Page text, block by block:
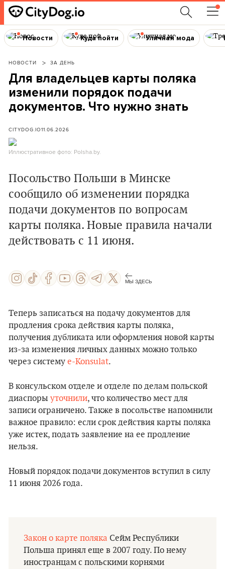
Новости Куда пойти Уличная мода
НОВОСТИ ЗА ДЕНЬ
Для владельцев карты поляка
изменили порядок подачи
документов. Что нужно знать
CITYDOG.IO11.06.2026
Иллюстративное фото: Polsha.by.
Посольство Польши в Минске
сообщило об изменении порядка
подачи документов по вопросам
карты поляка. Новые правила начали
действовать с 11 июня.
МЫ ЗДЕСЬ
Теперь записаться на подачу документов для
продления срока действия карты поляка,
получения дубликата или оформления новой карты
из-за изменения личных данных можно только
через систему e-Konsulat.
В консульском отделе и отделе по делам польской
диаспоры уточнили, что количество мест для
записи ограничено. Также в посольстве напомнили
важное правило: если срок действия карты поляка
уже истек, подать заявление на ее продление
нельзя.
Новый порядок подачи документов вступил в силу
11 июня 2026 года.
Закон о карте поляка Сейм Республики
Польша принял еще в 2007 году. По нему
иностранцам с польскими корнями